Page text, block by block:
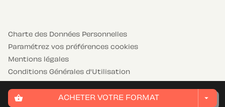
shopping_basket ACHETER VOTRE FORMAT arrow_drop_down
Charte des Données Personnelles
Paramétrez vos préférences cookies
Mentions légales
Conditions Générales d'Utilisation